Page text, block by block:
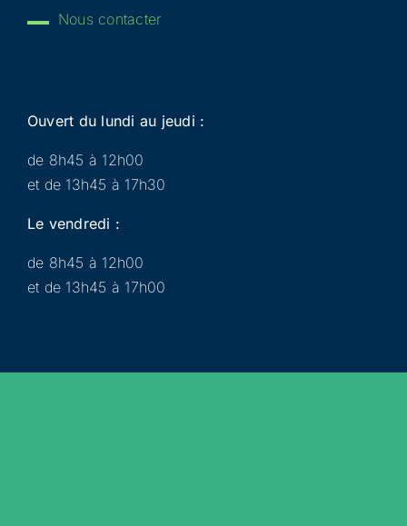
Nous contacter
Ouvert du lundi au jeudi :
de 8h45 à 12h00
et de 13h45 à 17h30
Le vendredi :
de 8h45 à 12h00
et de 13h45 à 17h00